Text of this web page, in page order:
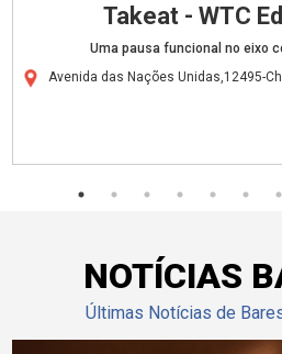
Takeat - WTC
Uma pausa funcional no eixo
Avenida das Nações Unidas,12495-
NOTÍCIAS
Últimas Notícias de